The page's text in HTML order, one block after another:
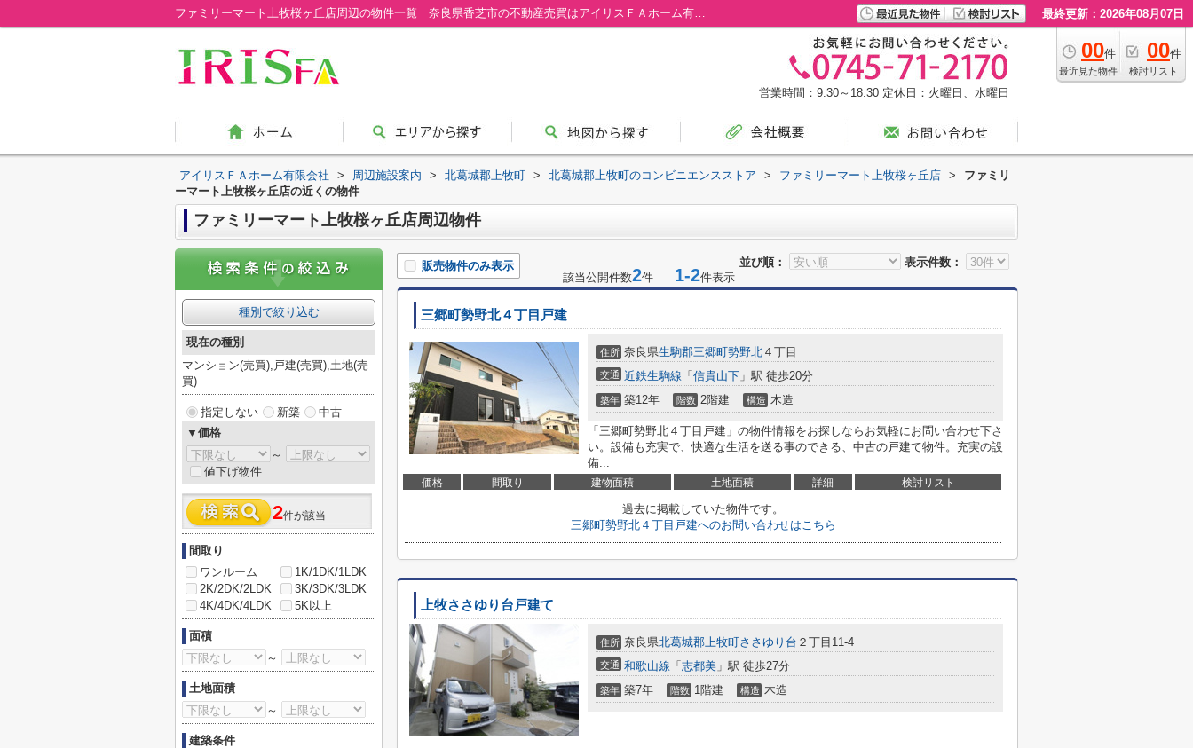
ファミリーマート上牧桜ヶ丘店周辺の物件一覧｜奈良県香芝市の不動産売買はアイリスＦＡホーム有限会社 最終更新：2026年08月07日
00件
最近見た物件
00件
検討リスト
営業時間：9:30～18:30 定休日：火曜日、水曜日
アイリスＦＡホーム有限会社 > 周辺施設案内 > 北葛城郡上牧町 > 北葛城郡上牧町のコンビニエンスストア > ファミリーマート上牧桜ヶ丘店 >
ファミリ
ーマート上牧桜ヶ丘店の近くの物件
ファミリーマート上牧桜ヶ丘店周辺物件
並び順： 表示件数：
販売物件のみ表示
該当公開件数2件 1-2件表示
三郷町勢野北４丁目戸建
住所 奈良県生駒郡三郷町勢野北 ４丁目
交通 近鉄生駒線 「 信貴山下 」駅 徒歩20分
築年 築12年 階数 2階建 構造 木造
「三郷町勢野北４丁目戸建」の物件情報をお探しならお気軽にお問い合わせ下さ
い。設備も充実で、快適な生活を送る事のできる、中古の戸建て物件。充実の設
備...
価格 間取り 建物面積 土地面積 詳細 検討リスト
過去に掲載していた物件です。
三郷町勢野北４丁目戸建へのお問い合わせはこちら
上牧ささゆり台戸建て
住所 奈良県北葛城郡上牧町ささゆり台 ２丁目11-4
交通 和歌山線 「 志都美 」駅 徒歩27分
築年 築7年 階数 1階建 構造 木造
種別で絞り込む
現在の種別
マンション(売買),戸建(売買),土地(売
買)
指定しない 新築
中古
▼価格
～
値下げ物件
2件が該当
間取り
ワンルーム
1K/1DK/1LDK
2K/2DK/2LDK
3K/3DK/3LDK
4K/4DK/4LDK
5K以上
面積
～
土地面積
～
建築条件